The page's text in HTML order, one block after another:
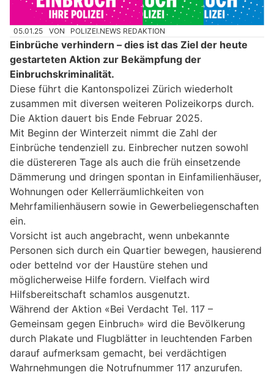
05.01.25 VON POLIZEI.NEWS REDAKTION
Einbrüche verhindern – dies ist das Ziel der heute
gestarteten Aktion zur Bekämpfung der
Einbruchskriminalität.
Diese führt die Kantonspolizei Zürich wiederholt
zusammen mit diversen weiteren Polizeikorps durch.
Die Aktion dauert bis Ende Februar 2025.
Mit Beginn der Winterzeit nimmt die Zahl der
Einbrüche tendenziell zu. Einbrecher nutzen sowohl
die düstereren Tage als auch die früh einsetzende
Dämmerung und dringen spontan in Einfamilienhäuser,
Wohnungen oder Kellerräumlichkeiten von
Mehrfamilienhäusern sowie in Gewerbeliegenschaften
ein.
Vorsicht ist auch angebracht, wenn unbekannte
Personen sich durch ein Quartier bewegen, hausierend
oder bettelnd vor der Haustüre stehen und
möglicherweise Hilfe fordern. Vielfach wird
Hilfsbereitschaft schamlos ausgenutzt.
Während der Aktion «Bei Verdacht Tel. 117 –
Gemeinsam gegen Einbruch» wird die Bevölkerung
durch Plakate und Flugblätter in leuchtenden Farben
darauf aufmerksam gemacht, bei verdächtigen
Wahrnehmungen die Notrufnummer 117 anzurufen.